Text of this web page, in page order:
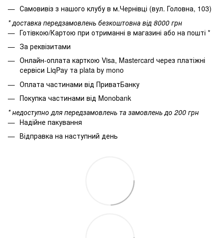
Самовивіз з нашого клубу в м.Чернівці (вул. Головна, 103)
* доставка передзамовлень безкоштовна від 8000 грн
Готівкою/Картою при отриманні в магазині або на пошті *
За реквізитами
Онлайн-оплата карткою Visa, Mastercard через платіжні
сервіси LiqPay та plata by mono
Оплата частинами від ПриватБанку
Покупка частинами від Monobank
* недоступно для передзамовлень та замовлень до 200 грн
Надійне пакування
Відправка на наступний день